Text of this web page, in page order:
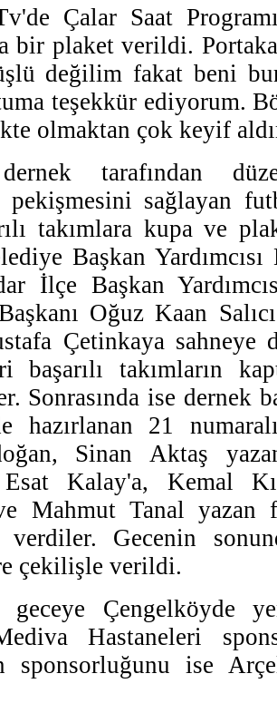
Çalar Saat
bir plaket verildi.
değilim fakat beni
teşekkür ediyorum.
olmaktan çok keyif
dernek tarafından
pekişmesini sağlayan
takımlara kupa ve
Başkan
İlçe Başkan
Oğuz Kaan
Çetinkaya sahneye
başarılı takımların
Sonrasında ise dernek
hazırlanan 21
Sinan Aktaş
Esat Kalay'a, Kemal
Mahmut Tanal yazan
verdiler. Gecenin
çekilişle verildi.
geceye Çengelköyde
Hastaneleri
sponsorluğunu ise